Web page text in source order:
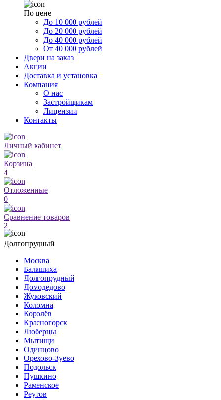
По цене
До 10 000 рублей
До 20 000 рублей
До 40 000 рублей
От 40 000 рублей
Двери на заказ
Акции
Доставка и установка
Компания
О нас
Застройщикам
Лицензии
Контакты
Личный кабинет
Корзина
4
Отложенные
0
Сравнение товаров
2
Долгопрудный
Москва
Балашиха
Долгопрудный
Домодедово
Жуковский
Коломна
Королёв
Красногорск
Люберцы
Мытищи
Одинцово
Орехово-Зуево
Подольск
Пушкино
Раменское
Реутов